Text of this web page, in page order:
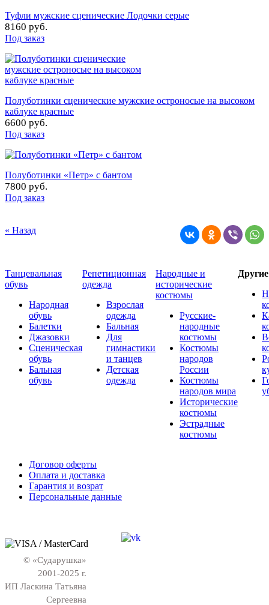
Туфли мужские сценические Лодочки серые
8160 руб.
Под заказ
Полуботинки сценические мужские остроносые на высоком
каблуке красные
6600 руб.
Под заказ
Полуботинки «Петр» с бантом
7800 руб.
Под заказ
« Назад
Танцевальная
обувь
Народная
обувь
Балетки
Джазовки
Сценическая
обувь
Бальная
обувь
Репетиционная
одежда
Взрослая
одежда
Бальная
Для
гимнастики
и танцев
Детская
одежда
Народные и
исторические
костюмы
Русские-
народные
костюмы
Костюмы
народов
России
Костюмы
народов мира
Исторические
костюмы
Эстрадные
костюмы
Договор оферты
Оплата и доставка
Гарантия и возрат
Персональные данные
© «Сударушка»
2001-2025 г.
ИП Ласкина Татьяна
Сергеевна